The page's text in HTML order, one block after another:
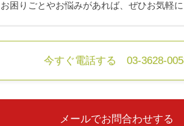
お困りごとやお悩みがあれば、ぜひお気軽に
今すぐ電話する 03-3628-
メールでお問合わせする